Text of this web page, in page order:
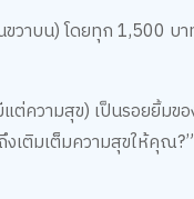
าบน) โดยทุก 1,500 บ
ต่ความสุข) เป็นรอยยิ้ม
เติมเต็มความสุขให้คุณ?”